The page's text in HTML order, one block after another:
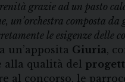
grazie ad un pasto
composta da
le esigenze delle
un’apposita Giuria,
alla qualità del
al concorso, le